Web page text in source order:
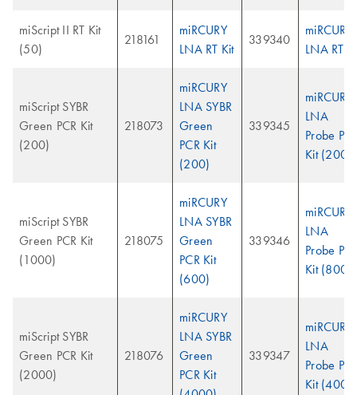
miScript II RT Kit
(50)
218161
miRCURY
LNA RT Kit
339340
miRCURY
LNA RT
miScript SYBR
Green PCR Kit
(200)
218073
miRCURY
LNA SYBR
Green
PCR Kit
(200)
339345
miRCURY
LNA
Probe
Kit (200)
miScript SYBR
Green PCR Kit
(1000)
218075
miRCURY
LNA SYBR
Green
PCR Kit
(600)
339346
miRCURY
LNA
Probe
Kit (800)
miScript SYBR
Green PCR Kit
(2000)
218076
miRCURY
LNA SYBR
Green
PCR Kit
339347
miRCURY
LNA
Probe
Kit